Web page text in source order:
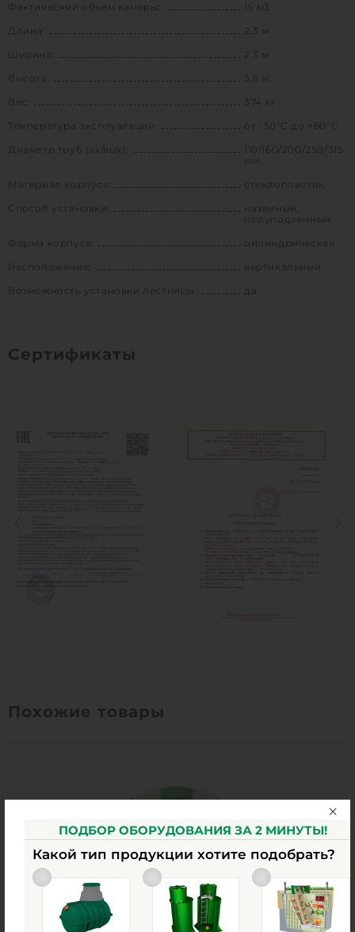
Фактический объем камеры:
15 м3
Длина:
2.3 м
Ширина:
2.3 м
Высота:
3.5 м
374 кг
Температура эксплуатации:
от -30°C до +60°C
Диаметр труб (вх/вых):
110/160/200/250/315
мм
Материал корпуса:
стеклопластик
Способ установки:
наземный,
полуподземный
Форма корпуса:
цилиндрическая
Расположение:
вертикальный
Возможность установки лестницы:
да
Сертификаты
Похожие товары
ПОДБОР ОБОРУДОВАНИЯ ЗА 2 МИНУТЫ!
Какой тип продукции хотите подобрать?